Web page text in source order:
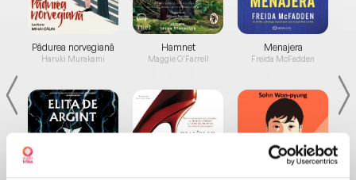
Pădurea norvegiană
Haruki Murakami
Hamnet
Maggie O'Farrell
Menajera
Freida McFadden